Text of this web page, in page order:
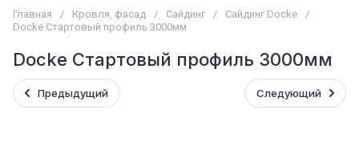
Главная / Кровля, фасад / Сайдинг / Сайдинг Docke
/
Docke Стартовый профиль 3000мм
Docke Стартовый профиль 3000мм
Предыдущий Следующий